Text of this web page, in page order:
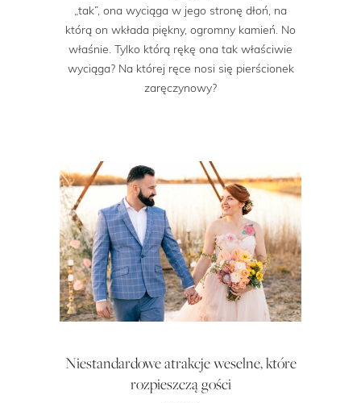
„tak”, ona wyciąga w jego stronę dłoń, na
którą on wkłada piękny, ogromny kamień. No
właśnie. Tylko którą rękę ona tak właściwie
wyciąga? Na której ręce nosi się pierścionek
zaręczynowy?
Niestandardowe atrakcje weselne, które
rozpieszczą gości